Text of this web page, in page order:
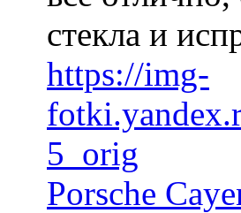
стекла и
https://img-
5_orig
Porsche